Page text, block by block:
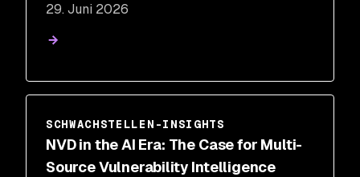
29. Juni 2026
SCHWACHSTELLEN-INSIGHTS
NVD in the AI Era: The Case for Multi-
Source Vulnerability Intelligence